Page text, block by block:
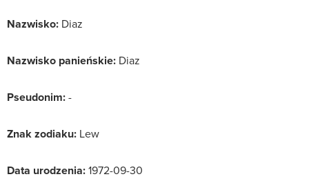
Nazwisko: Diaz
Nazwisko panieńskie: Diaz
Pseudonim:-
Znak zodiaku: Lew
Data urodzenia:1972-09-30